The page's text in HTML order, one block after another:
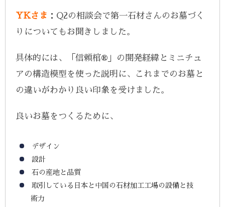
YKさま ：Q2の相談会で第一石材さんのお墓づく
りについてもお聞きしました。
具体的には、「信頼棺®」の開発経緯とミニチュ
アの構造模型を使った説明に、これまでのお墓と
の違いがわかり良い印象を受けました。
良いお墓をつくるために、
デザイン
設計
石の産地と品質
取引している日本と中国の石材加工工場の設備と技
術力